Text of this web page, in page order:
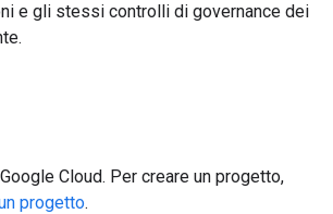
e gli stessi controlli di governance dei
Cloud. Per creare un progetto,
progetto.